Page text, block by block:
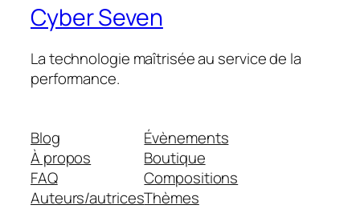
Cyber Seven
La technologie maîtrisée au service de la
performance.
Blog
À propos
FAQ
Auteurs/autrices
Évènements
Boutique
Compositions
Thèmes